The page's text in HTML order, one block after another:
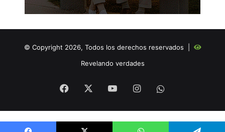
© Copyright 2026, Todos los derechos reservados |
Revelando verdades
Facebook YouTubeInstagram